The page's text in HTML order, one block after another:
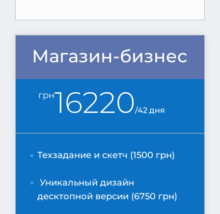
Магазин-бизнес
грн16220/42 дня
Техзадание и скетч (1500 грн)
Уникальный дизайн
десктопной версии (6750 грн)